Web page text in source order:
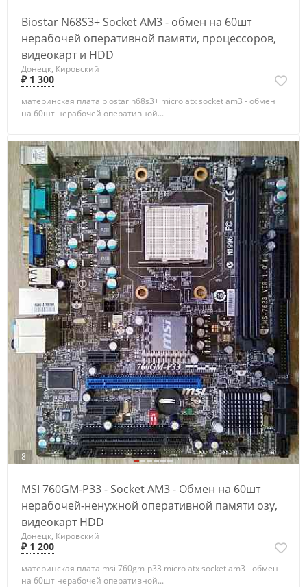
Biostar N68S3+ Socket AM3 - обмен на 60шт
нерабочей оперативной памяти, процессоров,
видеокарт и HDD
Донецк, Кировский
₽ 1 300
материнская плата biostar n68s3+ micro atx socket am3 - обмен
на 60шт нерабочей оперативной...
8
MSI 760GM-P33 - Socket AM3 - Обмен на 60шт
нерабочей-ненужной оперативной памяти озу,
видеокарт HDD
Донецк, Кировский
₽ 1 200
материнская плата msi 760gm-p33 micro atx socket am3 - обмен
на 60шт нерабочей оперативной...